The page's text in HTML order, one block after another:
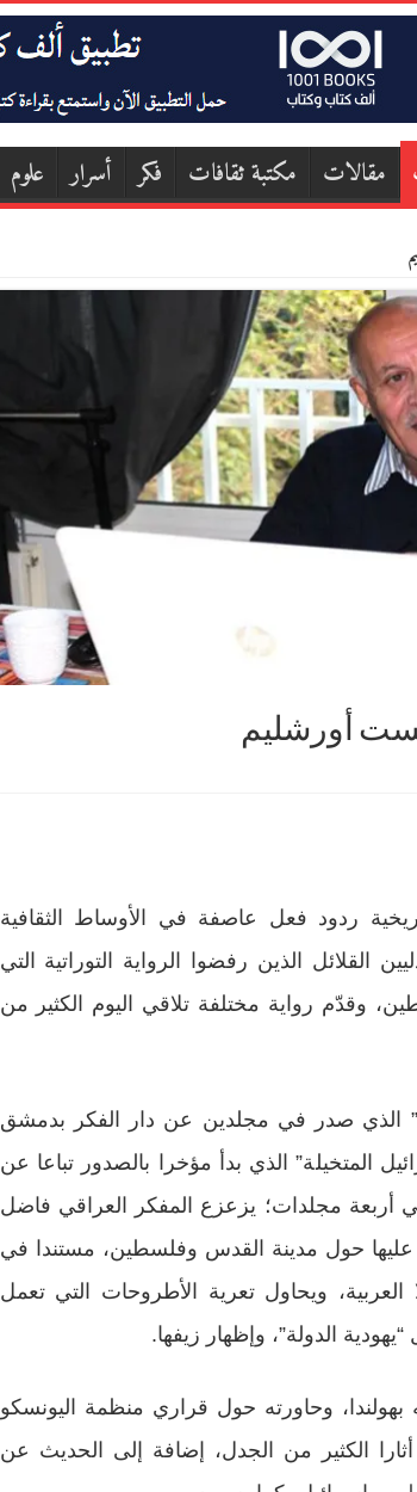
مقالات مكتبة ثقافات فكر أسرار علوم
أورشليم
ردود فعل عاصفة في الأوساط الثقافية
القلائل الذين رفضوا الرواية التوراتية التي
وقدّم رواية مختلفة تلاقي اليوم الكثير من
الذي صدر في مجلدين عن دار الفكر بدمشق
المتخيلة” الذي بدأ مؤخرا بالصدور تباعا عن
مجلدات؛ يزعزع المفكر العراقي فاضل
عليها حول مدينة القدس وفلسطين، مستندا في
العربية، ويحاول تعرية الأطروحات التي تعمل
الدولة”، وإظهار زيفها.
وحاورته حول قراري منظمة اليونسكو
أثارا الكثير من الجدل، إضافة إلى الحديث عن